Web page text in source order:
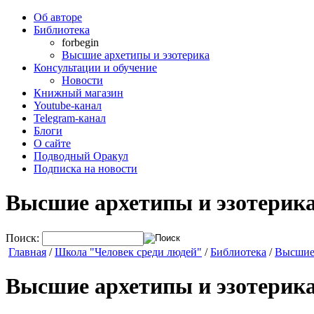
Об авторе
Библиотека
forbegin
Высшие архетипы и эзотерика
Консультации и обучение
Новости
Книжный магазин
Youtube-канал
Telegram-канал
Блоги
О сайте
Подводный Оракул
Подписка на новости
Высшие архетипы и
Поиск:
Главная /Школа "Человек среди людей" /Библиотека /Высшие
Высшие архетипы и